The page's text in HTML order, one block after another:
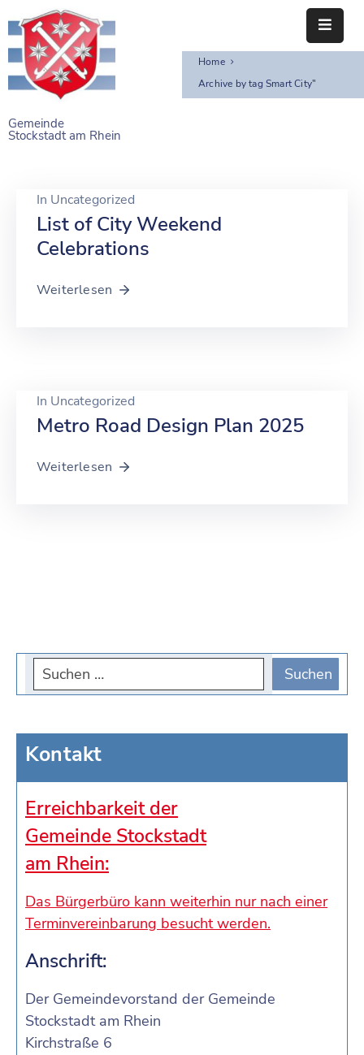
Gemeinde
Stockstadt am Rhein
STARTSEITE
BÜRGERSERVICE
NAHERHOLUNG
FREIZEITEINRICHTUNGEN
VEREINE
Home
Archive by tag Smart City"
In Uncategorized
List of City Weekend
Celebrations
Weiterlesen
In Uncategorized
Metro Road Design Plan 2025
Weiterlesen
Kontakt
Erreichbarkeit der
Gemeinde Stockstadt
am Rhein:
Das Bürgerbüro kann weiterhin nur nach einer
Terminvereinbarung besucht werden.
Anschrift:
Der Gemeindevorstand der Gemeinde
Stockstadt am Rhein
Kirchstraße 6